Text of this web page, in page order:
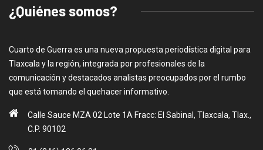
¿Quiénes somos?
Cuarto de Guerra es una nueva propuesta periodística digital para
Tlaxcala y la región, integrada por profesionales de la
comunicación y destacados analistas preocupados por el rumbo
que está tomando el quehacer informativo.
Calle Sauce MZA 02 Lote 1A Fracc: El Sabinal, Tlaxcala, Tlax.,
C.P. 90102